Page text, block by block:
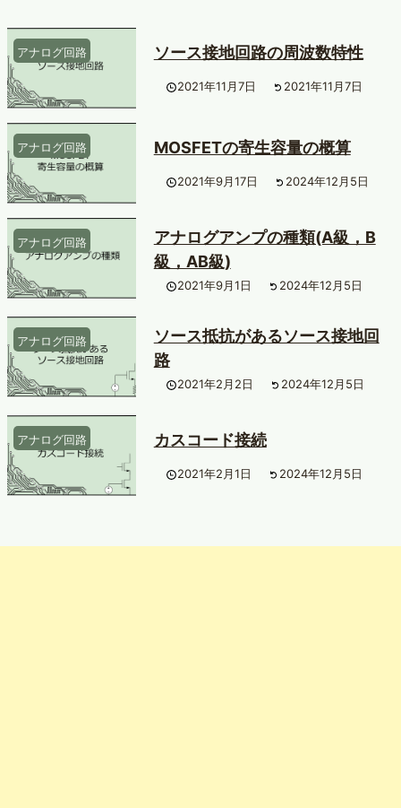
アナログ回路 ソース接地回路の周波数特性
2021年11月7日 2021年11月7日
アナログ回路 MOSFETの寄生容量の概算
2021年9月17日 2024年12月5日
アナログ回路
アナログアンプの種類(A級，B
級，AB級)
2021年9月1日 2024年12月5日
アナログ回路
ソース抵抗があるソース接地回
路
2021年2月2日 2024年12月5日
アナログ回路 カスコード接続
2021年2月1日 2024年12月5日